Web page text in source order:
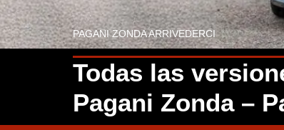
PAGANI ZONDA ARRIVEDERCI
Todas las
Pagani Zonda –